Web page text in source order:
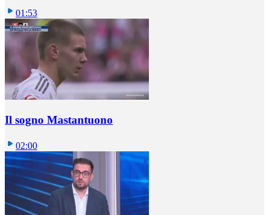
01:53
Il sogno Mastantuono
02:00